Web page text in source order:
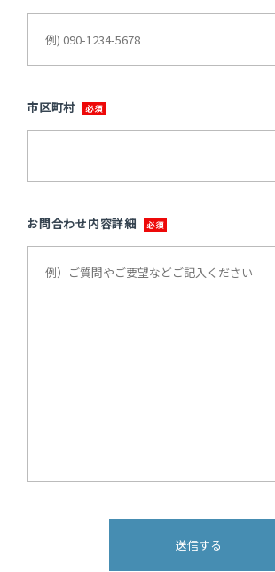
市区町村
お問合わせ内容詳細